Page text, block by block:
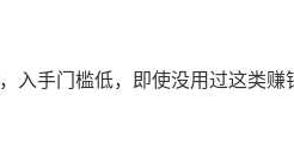
入手门槛低，即使没用过这类赚